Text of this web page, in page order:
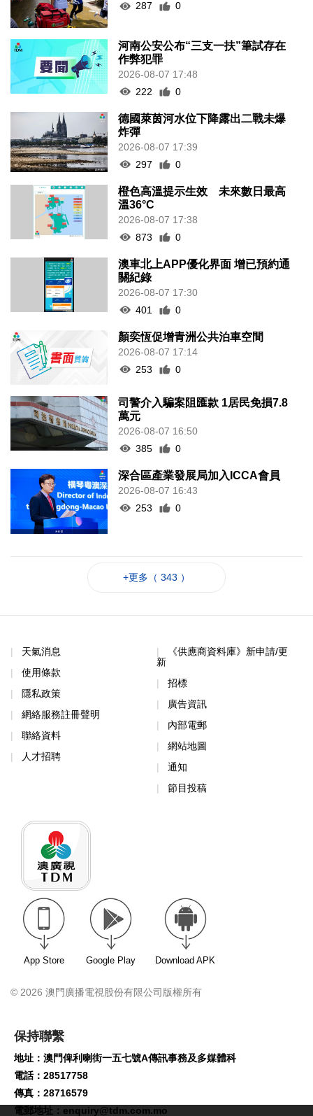
287
0
河南公安公布“三支一扶”筆試存在
作弊犯罪
2026-08-07 17:48
222
0
德國萊茵河水位下降露出二戰未爆
炸彈
2026-08-07 17:39
297
0
橙色高溫提示生效 未來數日最高
溫36°C
2026-08-07 17:38
873
0
澳車北上APP優化界面 增已預約通
關紀錄
2026-08-07 17:30
401
0
顏奕恆促增青洲公共泊車空間
2026-08-07 17:14
253
0
司警介入騙案阻匯款 1居民免損7.8
萬元
2026-08-07 16:50
385
0
深合區產業發展局加入ICCA會員
2026-08-07 16:43
253
0
+更多（ 343 ）
天氣消息
使用條款
隱私政策
網絡服務註冊聲明
聯絡資料
人才招聘
《供應商資料庫》新申請/更
新
招標
廣告資訊
內部電郵
網站地圖
通知
節目投稿
App Store Google Play Download APK
© 2026 澳門廣播電視股份有限公司版權所有
保持聯繫
地址：澳門俾利喇街一五七號A傳訊事務及多媒體科
電話：28517758
傳真：28716579
電郵地址： enquiry@tdm.com.mo